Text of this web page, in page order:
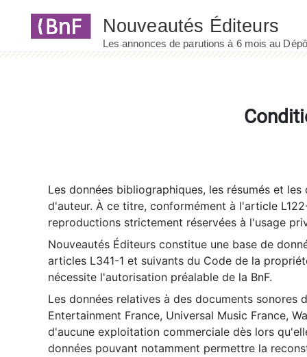
Les données bibliographiques, les résumés et
d'auteur. À ce titre, conformément à l'article
reproductions strictement réservées à l'usage
Nouveautés Éditeurs constitue une base de
articles L341-1 et suivants du Code de la
nécessite l'autorisation préalable de la BnF.
Les données relatives à des documents sonores
Entertainment France, Universal Music France,
d'aucune exploitation commerciale dès lors
données pouvant notamment permettre la